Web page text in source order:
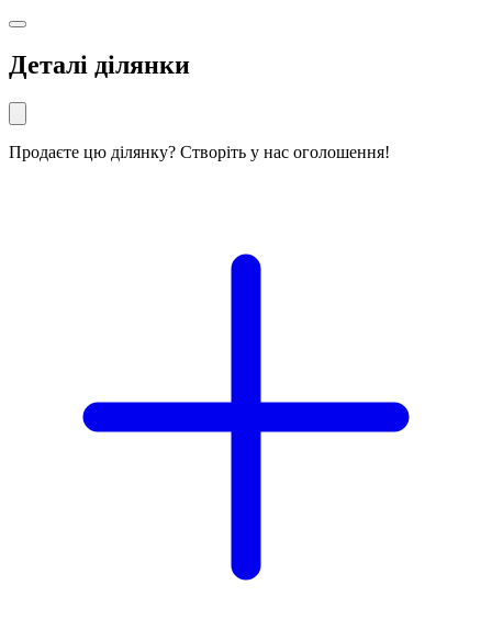
Деталі ділянки
Продаєте цю ділянку? Створіть у нас оголошення!